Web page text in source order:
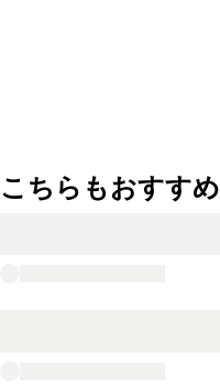
こちらもおすすめ